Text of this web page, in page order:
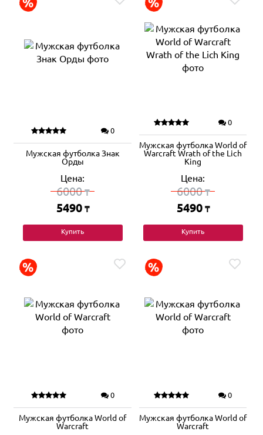
0
Мужская футболка Знак
Орды
Цена:
6000₸
5490 ₸
Купить
0
Мужская футболка World of
Warcraft Wrath of the Lich
King
Цена:
6000₸
5490 ₸
Купить
0
Мужская футболка World of
Warcraft
0
Мужская футболка World of
Warcraft